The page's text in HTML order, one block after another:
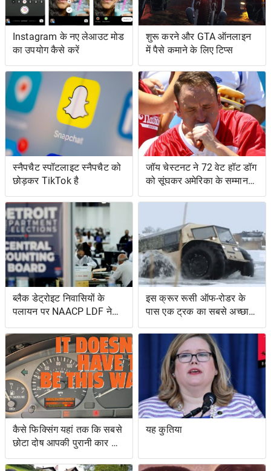
Instagram के नए लेआउट मोड
का उपयोग कैसे करें
शुरू करने और GTA ऑनलाइन
में पैसे कमाने के लिए टिप्स
स्नैपचैट स्पॉटलाइट स्नैपचैट को
छोड़कर TikTok है
जॉय चेस्टनट ने 72 वेट हॉट डॉग
को सूंघकर अमेरिका के सम्मान
की रक्षा की
ब्लैक डेट्रोइट निवासियों के
पलायन पर NAACP LDF ने
मुकदमा किया, मिशिगन के वोट
सर्टिफिकेशन को रोकने के
प्रयासों के लिए वोटिंग अधिकार
अधिनियम का उल्लंघन
इस क्रूर रूसी ऑफ-रोडर के
पास एक ट्रक का सबसे अच्छा
और एक उभयचर टैंक का सबसे
अच्छा है
कैसे फिक्सिंग यहां तक ​​कि सबसे
छोटा दोष आपकी पुरानी कार को
नया जैसा महसूस करा सकता है
यह कुतिया